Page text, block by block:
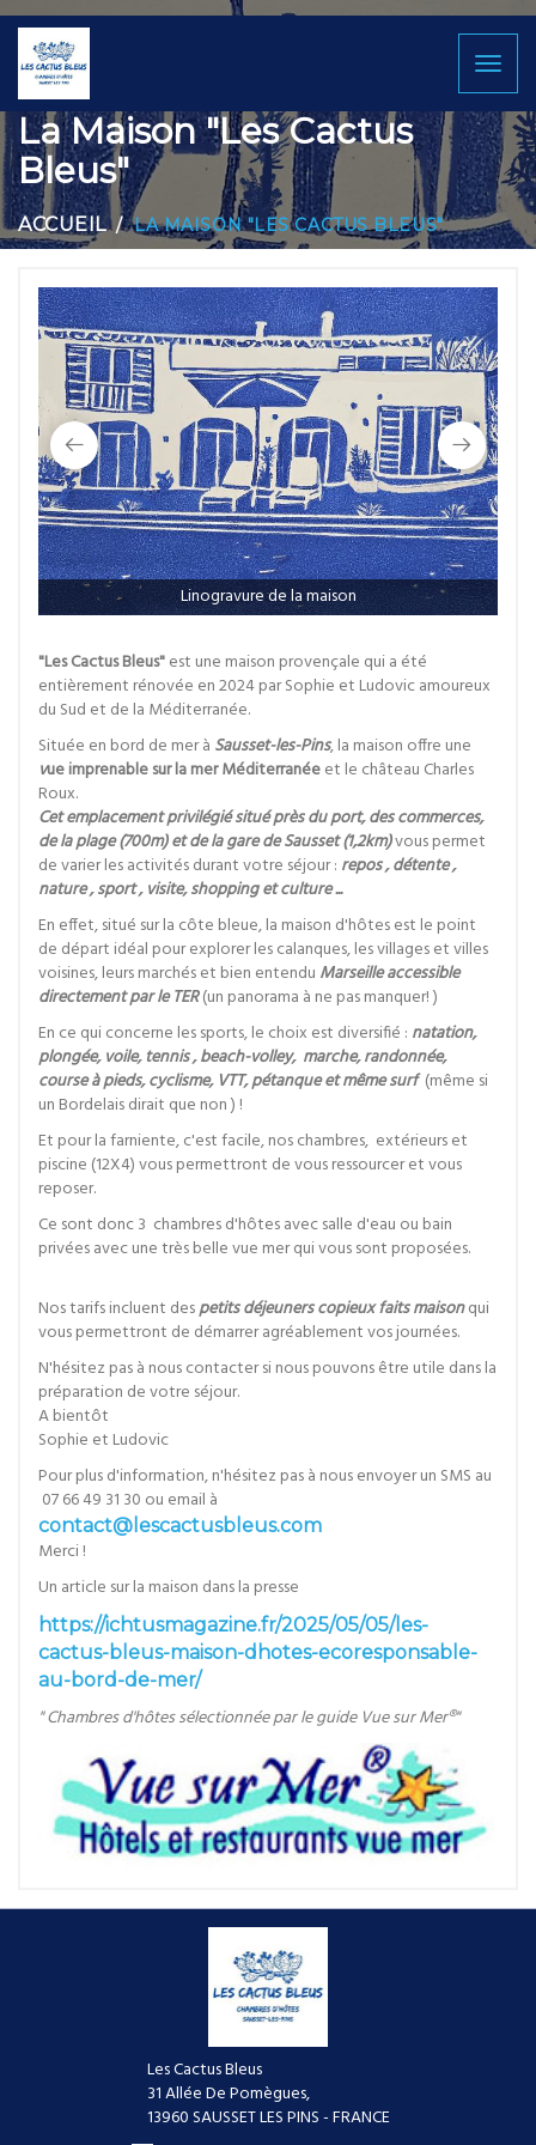
La Maison "Les Cactus
Bleus"
ACCUEIL LA MAISON "LES CACTUS BLEUS"
Linogravure de la maison
"Les Cactus Bleus"est une maison provençale qui a été
entièrement rénovée en 2024 par Sophie et Ludovic amoureux
du Sud et de la Méditerranée.
Située en bord de mer à Sausset-les-Pins, la maison offre une
vue imprenable sur la mer Méditerranéeet le château Charles
Roux.
Cet emplacement privilégié situé près du port, des commerces,
de la plage (700m) et de la gare de Sausset (1,2km)vous permet
de varier les activités durant votre séjour : repos , détente ,
nature , sport , visite, shopping et culture ...
En effet, situé sur la côte bleue, la maison d'hôtes est le point
de départ idéal pour explorer les calanques, les villages et villes
voisines, leurs marchés et bien entendu Marseille accessible
directement par le TER(un panorama à ne pas manquer! )
En ce qui concerne les sports, le choix est diversifié : natation,
plongée, voile, tennis , beach-volley, marche, randonnée,
course à pieds, cyclisme, VTT, pétanque et même surf(même si
un Bordelais dirait que non ) !
Et pour la farniente, c'est facile, nos chambres, extérieurs et
piscine (12X4)vous permettront de vous ressourcer et vous
reposer.
Ce sont donc 3 chambres d'hôtes avec salle d'eau ou bain
privées avec une très belle vue mer qui vous sont proposées.
Nos tarifs incluent despetits déjeuners copieux faits maisonqui
vous permettront de démarrer agréablement vos journées.
N'hésitez pas à nous contacter si nous pouvons être utile dans la
préparation de votre séjour.
A bientôt
Sophie et Ludovic
Pour plus d'information, n'hésitez pas à nous envoyer un SMS au
07 66 49 31 30 ou email à
contact@lescactusbleus.com
Merci !
Un article sur la maison dans la presse
https://ichtusmagazine.fr/2025/05/05/les-
cactus-bleus-maison-dhotes-ecoresponsable-
au-bord-de-mer/
" Chambres d'hôtes sélectionnée par le guide Vue sur Mer®"
Les Cactus Bleus
31 Allée De Pomègues,
13960 SAUSSET LES PINS - FRANCE